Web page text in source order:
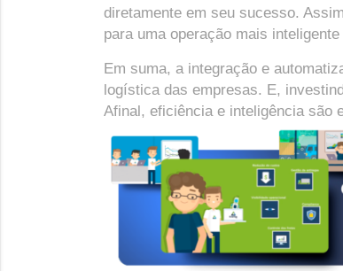
diretamente em seu sucesso.
para uma operação mais
Em suma, a integração e
logística das empresas. E,
Afinal, eficiência e inteligência são